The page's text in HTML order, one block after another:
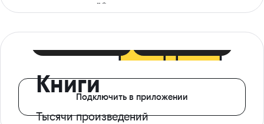
ограничений*
Книги
Тысячи произведений
Подключить в приложении